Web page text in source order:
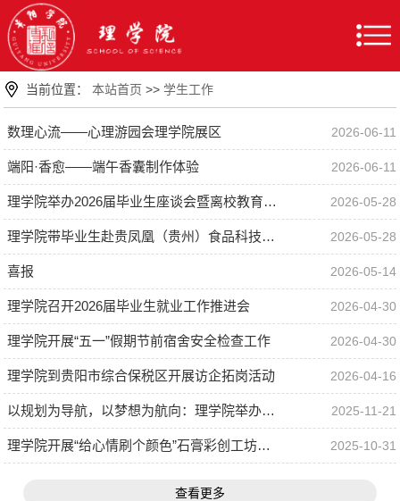
当前位置：本站首页 >>学生工作
2026-06-11
数理心流——心理游园会理学院展区
2026-06-11
端阳·香愈——端午香囊制作体验
2026-05-28
理学院举办2026届毕业生座谈会暨离校教育座谈会
2026-05-28
理学院带毕业生赴贵凤凰（贵州）食品科技有限责任公司访企拓岗
2026-05-14
喜报
2026-04-30
理学院召开2026届毕业生就业工作推进会
2026-04-30
理学院开展“五一”假期节前宿舍安全检查工作
2026-04-16
理学院到贵阳市综合保税区开展访企拓岗活动
2025-11-21
以规划为导航，以梦想为航向：理学院举办职业规划大赛选拔评比活动引领学子开启职业新篇章
2025-10-31
理学院开展“给心情刷个颜色”石膏彩创工坊美育主题活动
查看更多